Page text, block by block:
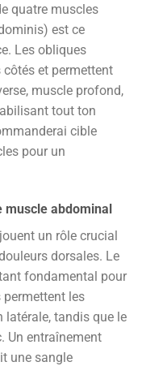
quatre muscles
est ce
Les obliques
côtés et permettent
muscle profond,
tout ton
cible
pour un
muscle abdominal
un rôle crucial
dorsales. Le
fondamental pour
permettent les
latérale, tandis que le
Un entraînement
une sangle